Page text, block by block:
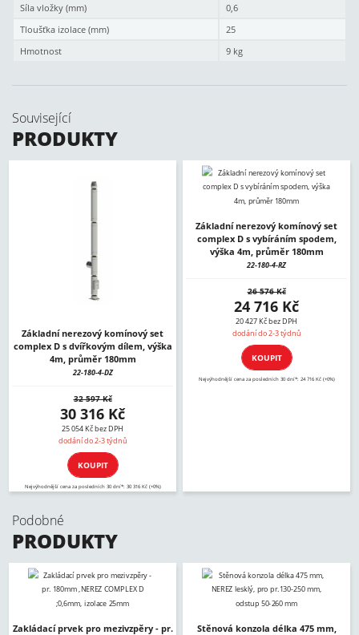
Síla vložky (mm)
0,6
Tloušťka izolace (mm)
25
Hmotnost
9 kg
Související
PRODUKTY
Základní nerezový komínový set
complex D s dvířkovým dílem, výška
4m, průměr 180mm
22-180-4-DZ
32 597 Kč
30 316 Kč
25 054 Kč bez DPH
dodání do 2-3 týdnů
KOUPIT
Nejvýhodnější cena za posledních 30 dní*: 30 316 Kč (+0%)
Základní nerezový komínový set
complex D s vybíráním spodem,
výška 4m, průměr 180mm
22-180-4-RZ
26 576 Kč
24 716 Kč
20 427 Kč bez DPH
dodání do 2-3 týdnů
KOUPIT
Nejvýhodnější cena za posledních 30 dní*: 24 716 Kč (+0%)
Podobné
PRODUKTY
Zakládací prvek pro mezivzpěry - pr. Stěnová konzola délka 475 mm,